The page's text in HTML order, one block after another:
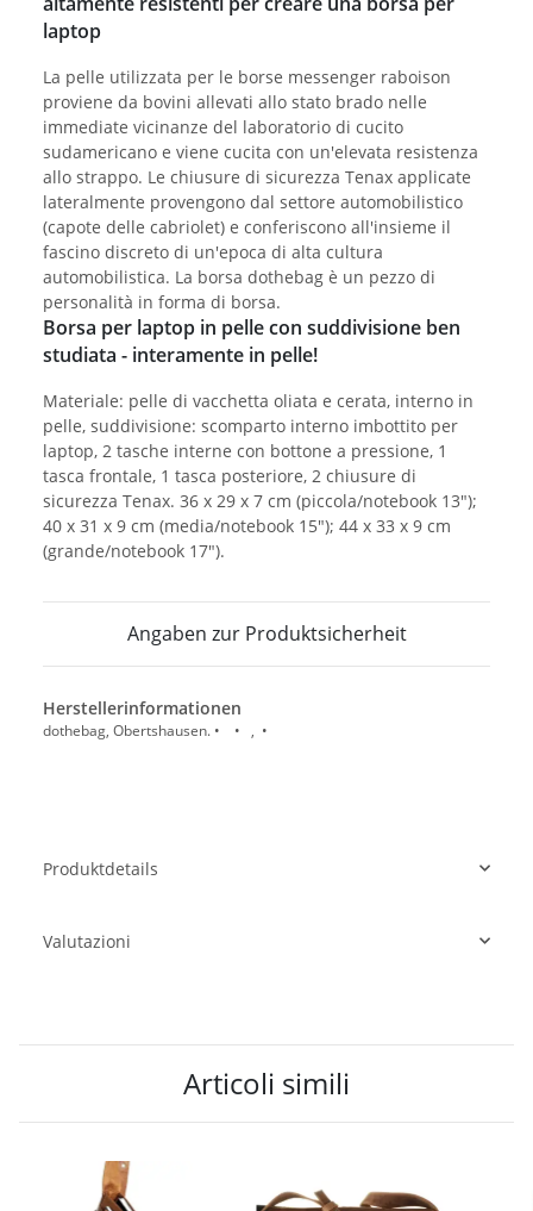
laptop
La pelle utilizzata per le borse messenger raboison
proviene da bovini allevati allo stato brado nelle
immediate vicinanze del laboratorio di cucito
sudamericano e viene cucita con un'elevata resistenza
allo strappo. Le chiusure di sicurezza Tenax applicate
lateralmente provengono dal settore automobilistico
(capote delle cabriolet) e conferiscono all'insieme il
fascino discreto di un'epoca di alta cultura
automobilistica. La borsa dothebag è un pezzo di
personalità in forma di borsa.
Borsa per laptop in pelle con suddivisione ben
studiata - interamente in pelle!
Materiale: pelle di vacchetta oliata e cerata, interno in
pelle, suddivisione: scomparto interno imbottito per
laptop, 2 tasche interne con bottone a pressione, 1
tasca frontale, 1 tasca posteriore, 2 chiusure di
sicurezza Tenax. 36 x 29 x 7 cm (piccola/notebook 13");
40 x 31 x 9 cm (media/notebook 15"); 44 x 33 x 9 cm
(grande/notebook 17").
Angaben zur Produktsicherheit
Herstellerinformationen
dothebag, Obertshausen. • • , •
Produktdetails
Valutazioni
Articoli simili